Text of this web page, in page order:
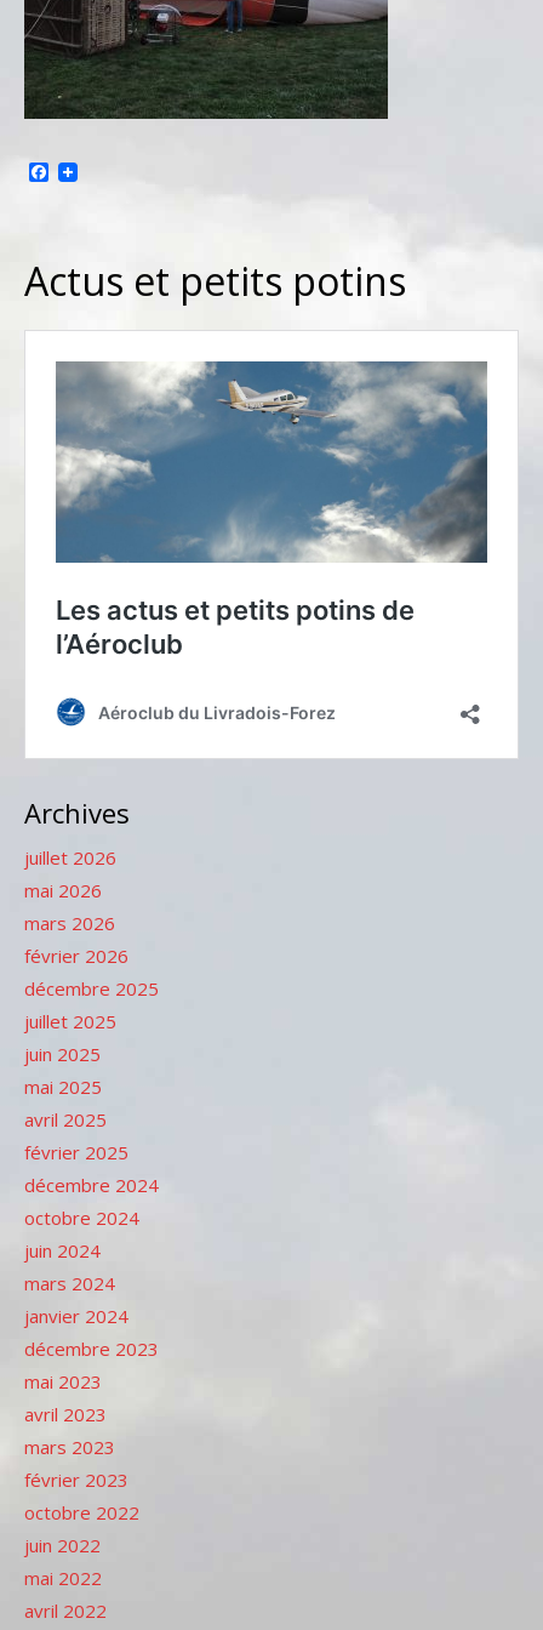
Facebook
Actus et petits potins
Archives
juillet 2026
mai 2026
mars 2026
février 2026
décembre 2025
juillet 2025
juin 2025
mai 2025
avril 2025
février 2025
décembre 2024
octobre 2024
juin 2024
mars 2024
janvier 2024
décembre 2023
mai 2023
avril 2023
mars 2023
février 2023
octobre 2022
juin 2022
mai 2022
avril 2022